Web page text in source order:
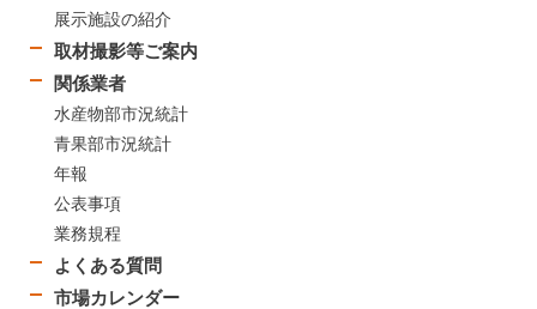
展示施設の紹介
取材撮影等ご案内
関係業者
水産物部市況統計
青果部市況統計
年報
公表事項
業務規程
よくある質問
市場カレンダー